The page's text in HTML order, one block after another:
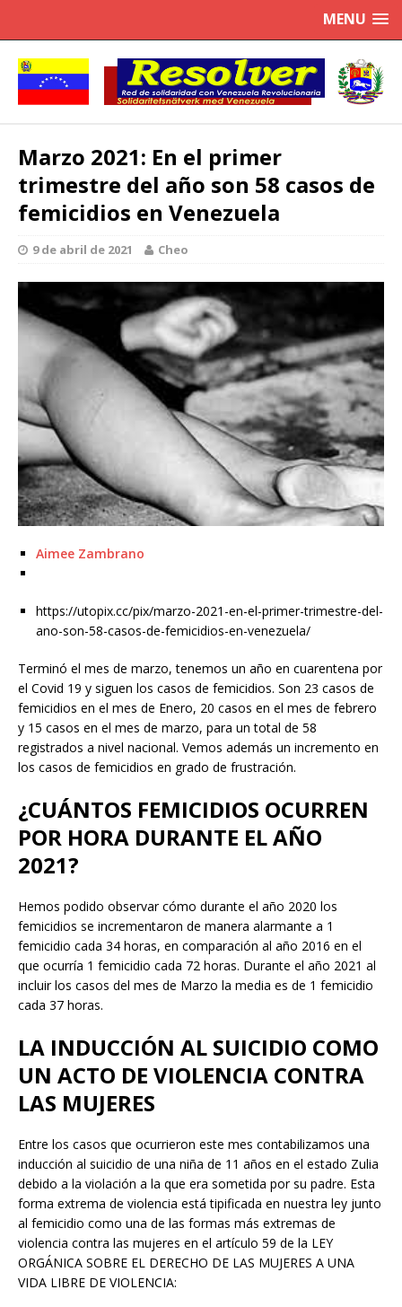
MENU
Marzo 2021: En el primer
trimestre del año son 58 casos de
femicidios en Venezuela
9 de abril de 2021 Cheo
Aimee Zambrano
https://utopix.cc/pix/marzo-2021-en-el-primer-trimestre-del-
ano-son-58-casos-de-femicidios-en-venezuela/
Terminó el mes de marzo, tenemos un año en cuarentena por
el Covid 19 y siguen los casos de femicidios. Son 23 casos de
femicidios en el mes de Enero, 20 casos en el mes de febrero
y 15 casos en el mes de marzo, para un total de 58
registrados a nivel nacional. Vemos además un incremento en
los casos de femicidios en grado de frustración.
¿CUÁNTOS FEMICIDIOS OCURREN
POR HORA DURANTE EL AÑO
2021?
Hemos podido observar cómo durante el año 2020 los
femicidios se incrementaron de manera alarmante a 1
femicidio cada 34 horas, en comparación al año 2016 en el
que ocurría 1 femicidio cada 72 horas. Durante el año 2021 al
incluir los casos del mes de Marzo la media es de 1 femicidio
cada 37 horas.
LA INDUCCIÓN AL SUICIDIO COMO
UN ACTO DE VIOLENCIA CONTRA
LAS MUJERES
Entre los casos que ocurrieron este mes contabilizamos una
inducción al suicidio de una niña de 11 años en el estado Zulia
debido a la violación a la que era sometida por su padre. Esta
forma extrema de violencia está tipificada en nuestra ley junto
al femicidio como una de las formas más extremas de
violencia contra las mujeres en el artículo 59 de la LEY
ORGÁNICA SOBRE EL DERECHO DE LAS MUJERES A UNA
VIDA LIBRE DE VIOLENCIA: